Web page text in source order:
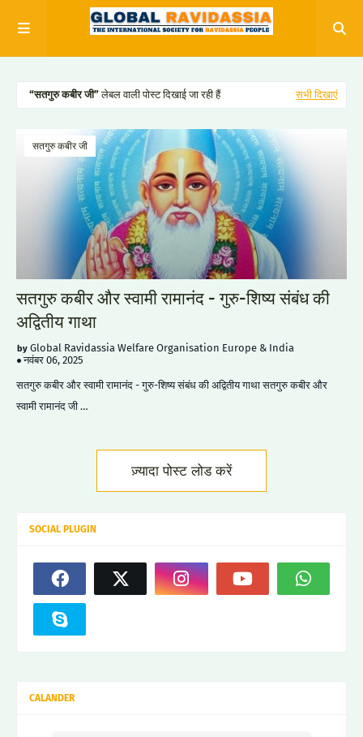
सतगुरु कबीर जी लेबल वाली पोस्ट दिखाई जा रही हैं सभी दिखाएं
सतगुरु कबीर जी
सतगुरु कबीर और स्वामी रामानंद - गुरु-शिष्य संबंध की
अद्वितीय गाथा
Global Ravidassia Welfare Organisation Europe & India
नवंबर 06, 2025
सतगुरु कबीर और स्वामी रामानंद - गुरु-शिष्य संबंध की अद्वितीय गाथा सतगुरु कबीर और
स्वामी रामानंद जी …
ज़्यादा पोस्ट लोड करें
SOCIAL PLUGIN
CALANDER